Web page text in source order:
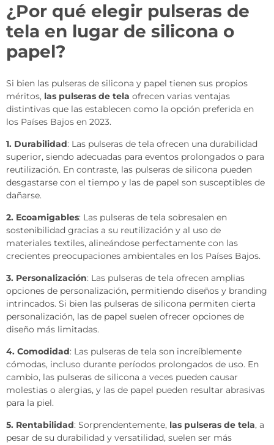
¿Por qué elegir pulseras de
tela en lugar de silicona o
papel?
Si bien las pulseras de silicona y papel tienen sus propios
méritos, las pulseras de tela ofrecen varias ventajas
distintivas que las establecen como la opción preferida en
los Países Bajos en 2023.
1. Durabilidad: Las pulseras de tela ofrecen una durabilidad
superior, siendo adecuadas para eventos prolongados o para
reutilización. En contraste, las pulseras de silicona pueden
desgastarse con el tiempo y las de papel son susceptibles de
dañarse.
2. Ecoamigables: Las pulseras de tela sobresalen en
sostenibilidad gracias a su reutilización y al uso de
materiales textiles, alineándose perfectamente con las
crecientes preocupaciones ambientales en los Países Bajos.
3. Personalización: Las pulseras de tela ofrecen amplias
opciones de personalización, permitiendo diseños y branding
intrincados. Si bien las pulseras de silicona permiten cierta
personalización, las de papel suelen ofrecer opciones de
diseño más limitadas.
4. Comodidad: Las pulseras de tela son increíblemente
cómodas, incluso durante períodos prolongados de uso. En
cambio, las pulseras de silicona a veces pueden causar
molestias o alergias, y las de papel pueden resultar abrasivas
para la piel.
5. Rentabilidad: Sorprendentemente, las pulseras de tela, a
pesar de su durabilidad y versatilidad, suelen ser más